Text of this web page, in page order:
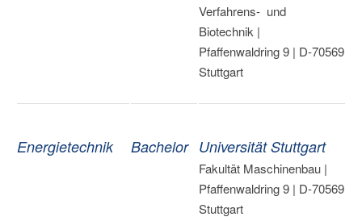
Verfahrens- und
Biotechnik |
Pfaffenwaldring 9 | D-70569
Stuttgart
Energietechnik Bachelor Universität Stuttgart
Fakultät Maschinenbau |
Pfaffenwaldring 9 | D-70569
Stuttgart